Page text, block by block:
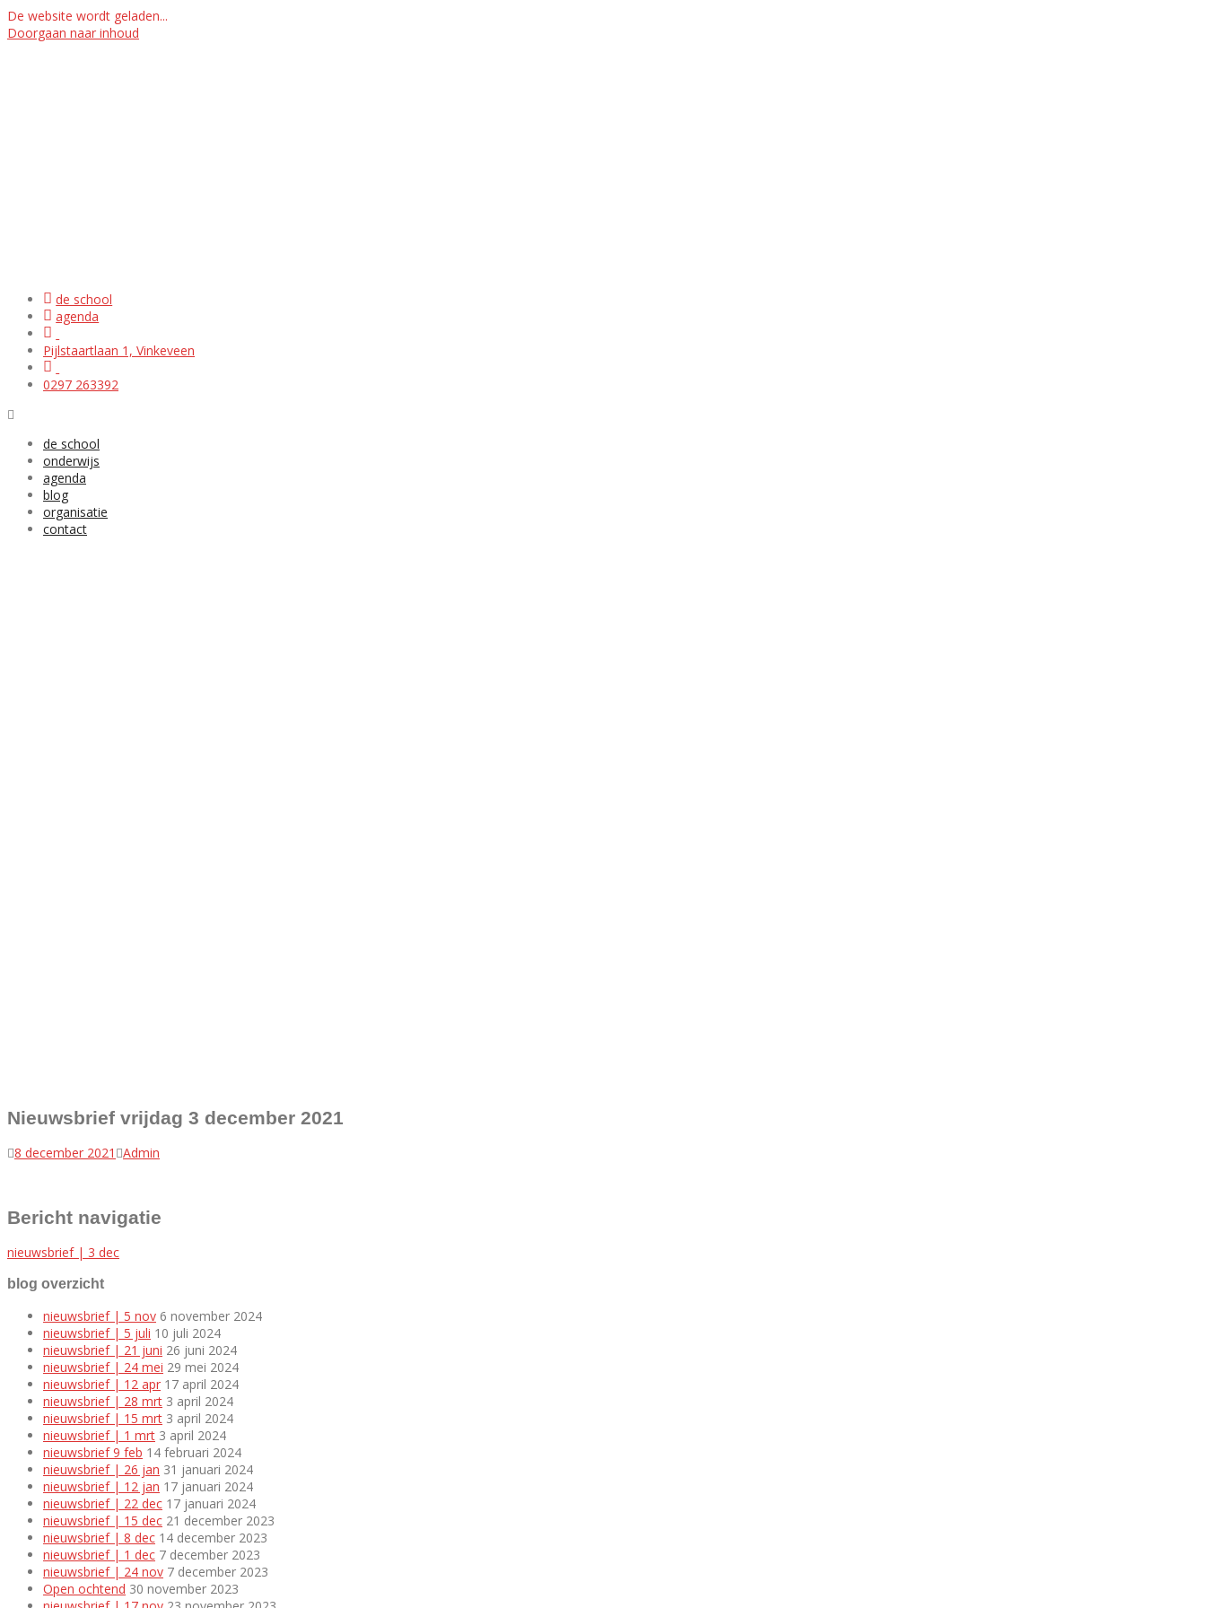
De website wordt geladen...
Doorgaan naar inhoud
de school
agenda
Pijlstaartlaan 1, Vinkeveen
0297 263392
de school
onderwijs
agenda
blog
organisatie
contact
Nieuwsbrief vrijdag 3 december 2021
8 december 2021 Admin
Bericht navigatie
nieuwsbrief | 3 dec
blog overzicht
nieuwsbrief | 5 nov 6 november 2024
nieuwsbrief | 5 juli 10 juli 2024
nieuwsbrief | 21 juni 26 juni 2024
nieuwsbrief | 24 mei 29 mei 2024
nieuwsbrief | 12 apr 17 april 2024
nieuwsbrief | 28 mrt 3 april 2024
nieuwsbrief | 15 mrt 3 april 2024
nieuwsbrief | 1 mrt 3 april 2024
nieuwsbrief 9 feb 14 februari 2024
nieuwsbrief | 26 jan 31 januari 2024
nieuwsbrief | 12 jan 17 januari 2024
nieuwsbrief | 22 dec 17 januari 2024
nieuwsbrief | 15 dec 21 december 2023
nieuwsbrief | 8 dec 14 december 2023
nieuwsbrief | 1 dec 7 december 2023
nieuwsbrief | 24 nov 7 december 2023
Open ochtend 30 november 2023